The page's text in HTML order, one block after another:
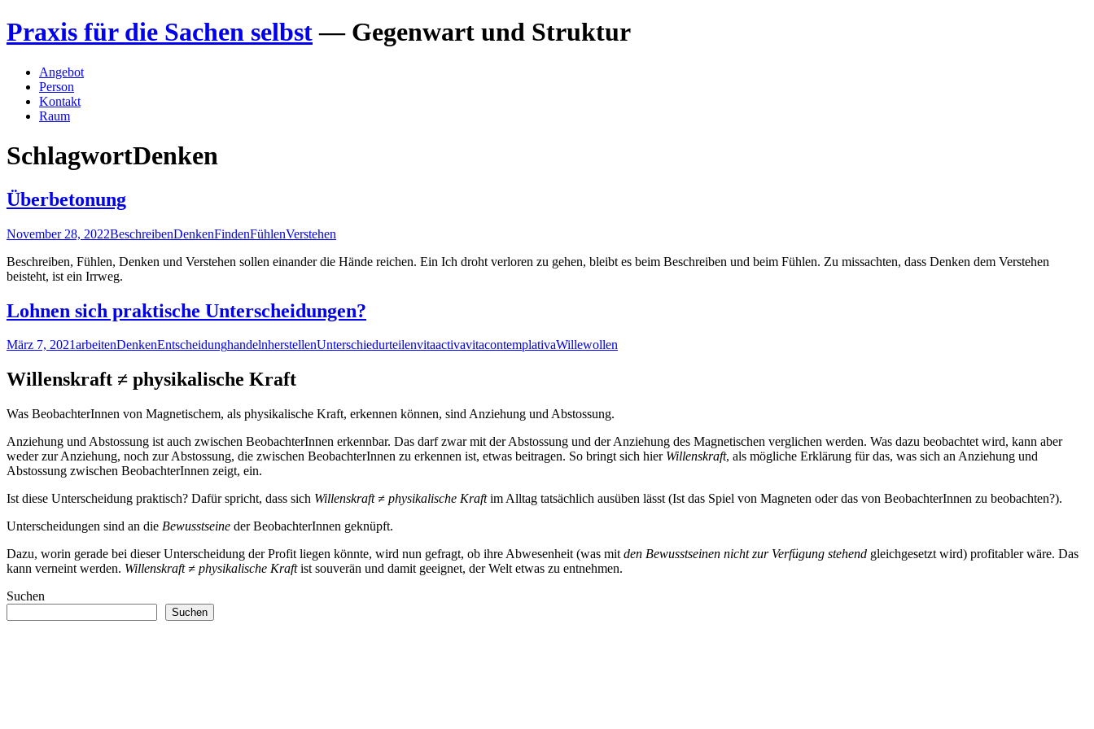
Zum
Inhalt
Praxis für die Sachen selbst — Gegenwart und Struktur
Angebot
Person
Kontakt
Raum
SchlagwortDenken
Überbetonung
November 28, 2022BeschreibenDenkenFindenFühlenVerstehen
Beschreiben, Fühlen, Denken und Verstehen sollen einander die Hände reichen. Ein Ich droht verloren zu gehen, bleibt es beim Beschreiben und beim Fühlen. Zu missachten, dass Denken dem Verstehen
beisteht, ist ein Irrweg.
Lohnen sich praktische Unterscheidungen?
März 7, 2021arbeitenDenkenEntscheidunghandelnherstellenUnterschiedurteilenvitaactivavitacontemplativaWillewollen
Willenskraft ≠ physikalische Kraft
Was BeobachterInnen von Magnetischem, als physikalische Kraft, erkennen können, sind Anziehung und Abstossung.
Anziehung und Abstossung ist auch zwischen BeobachterInnen erkennbar. Das darf zwar mit der Abstossung und der Anziehung des Magnetischen verglichen werden. Was dazu beobachtet wird, kann aber
weder zur Anziehung, noch zur Abstossung, die zwischen BeobachterInnen zu erkennen ist, etwas beitragen. So bringt sich hier Willenskraft, als mögliche Erklärung für das, was sich an Anziehung und
Abstossung zwischen BeobachterInnen zeigt, ein.
Ist diese Unterscheidung praktisch? Dafür spricht, dass sich Willenskraft ≠ physikalische Kraftim Alltag tatsächlich ausüben lässt (Ist das Spiel von Magneten oder das von BeobachterInnen zu beobachten?).
Unterscheidungen sind an die Bewusstseine der BeobachterInnen geknüpft.
Dazu, worin gerade bei dieser Unterscheidung der Profit liegen könnte, wird nun gefragt, ob ihre Abwesenheit (was mit den Bewusstseinen nicht zur Verfügung stehend gleichgesetzt wird) profitabler wäre. Das
kann verneint werden. Willenskraft ≠ physikalische Kraftist souverän und damit geeignet, der Welt etwas zu entnehmen.
Suchen
Suchen